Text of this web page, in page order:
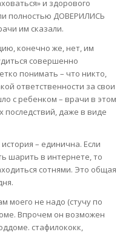
и здорового
полностью ДОВЕРИЛИСЬ
им сказали.
конечно же, нет, им
совершенно
понимать – что никто,
ответственности за свои
с ребенком – врачи в этом
последствий, даже в виде
– единична. Если
шарить в интернете, то
сотнями. Это общая
моего не надо (стучу по
Впрочем он возможен
стафилококк,